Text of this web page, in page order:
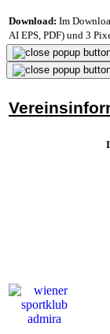
Download: Im
AI EPS, PDF) und 3